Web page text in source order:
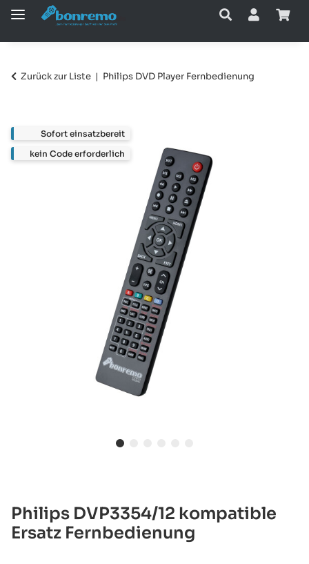
Zurück zur Liste Philips DVD Player Fernbedienung
Philips DVP3354/12 kompatible
Ersatz Fernbedienung